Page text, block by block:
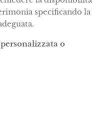
specificando la
o